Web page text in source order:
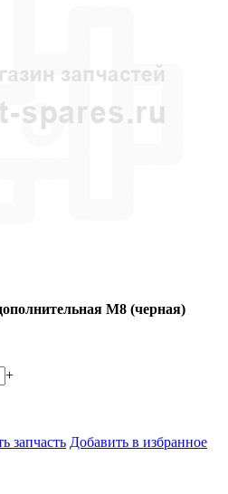
M8 (черная)
+
запчасть Добавить в избранное